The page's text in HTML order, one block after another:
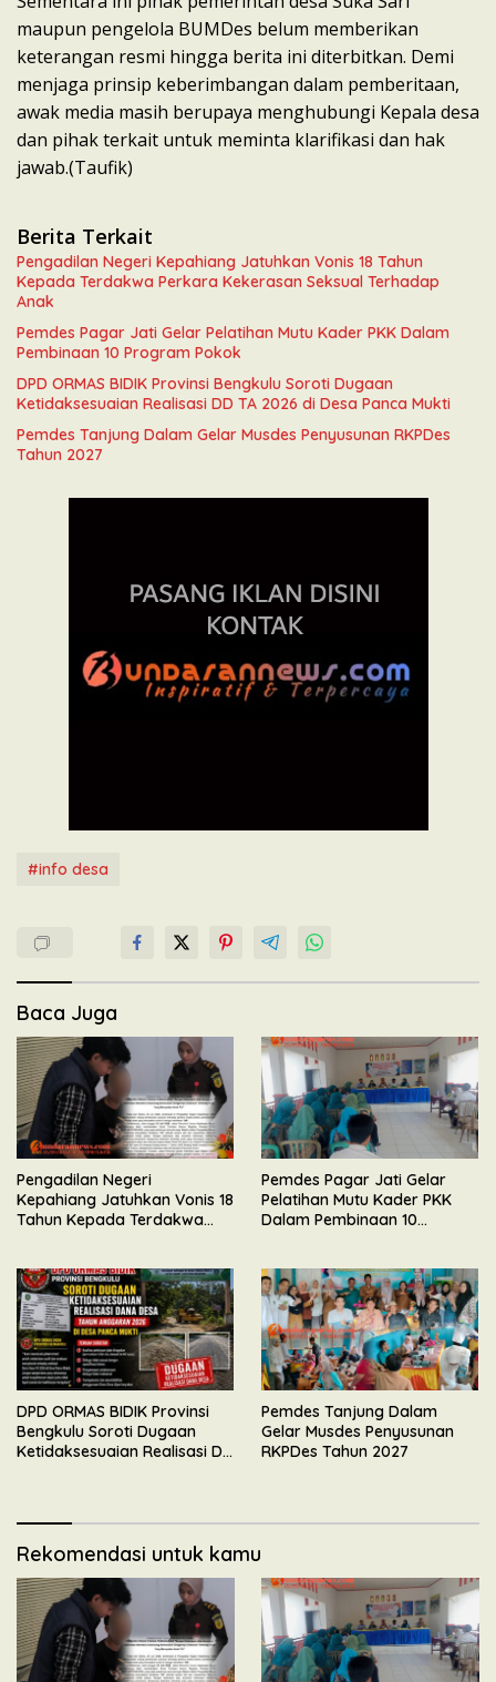
maupun pengelola BUMDes belum memberikan
keterangan resmi hingga berita ini diterbitkan. Demi
menjaga prinsip keberimbangan dalam pemberitaan,
awak media masih berupaya menghubungi Kepala desa
dan pihak terkait untuk meminta klarifikasi dan hak
jawab.(Taufik)
Berita Terkait
Pengadilan Negeri Kepahiang Jatuhkan Vonis 18 Tahun
Kepada Terdakwa Perkara Kekerasan Seksual Terhadap
Anak
Pemdes Pagar Jati Gelar Pelatihan Mutu Kader PKK Dalam
Pembinaan 10 Program Pokok
DPD ORMAS BIDIK Provinsi Bengkulu Soroti Dugaan
Ketidaksesuaian Realisasi DD TA 2026 di Desa Panca Mukti
Pemdes Tanjung Dalam Gelar Musdes Penyusunan RKPDes
Tahun 2027
#info desa
Baca Juga
Pengadilan Negeri
Kepahiang Jatuhkan Vonis 18
Tahun Kepada Terdakwa
Pemdes Pagar Jati Gelar
Pelatihan Mutu Kader PKK
Dalam Pembinaan 10
DPD ORMAS BIDIK Provinsi
Bengkulu Soroti Dugaan
Ketidaksesuaian Realisasi DD
Pemdes Tanjung Dalam
Gelar Musdes Penyusunan
RKPDes Tahun 2027
Rekomendasi untuk kamu